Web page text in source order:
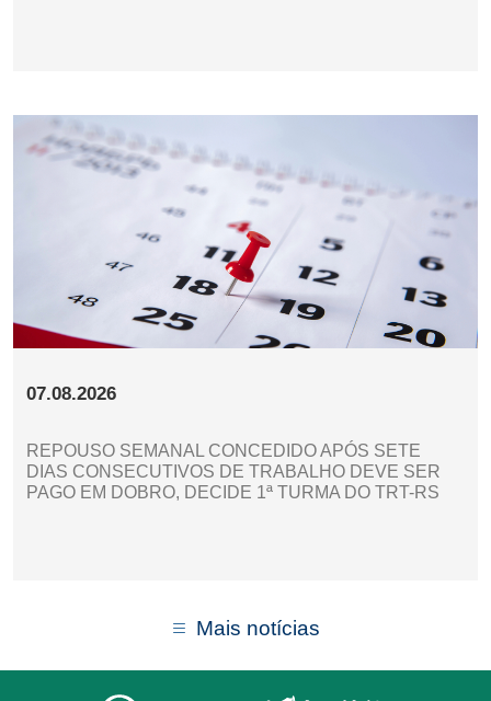
07.08.2026
REPOUSO SEMANAL CONCEDIDO APÓS SETE
DIAS CONSECUTIVOS DE TRABALHO DEVE SER
PAGO EM DOBRO, DECIDE 1ª TURMA DO TRT-RS
Mais notícias